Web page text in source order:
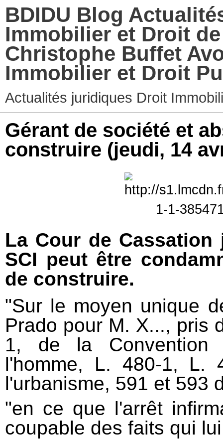
BDIDU Blog
Immobilier et Droit
Christophe Buffet
Immobilier et Droit
Actualités juridiques Droit
Gérant de société et
construire (jeudi, 14
La Cour de
SCI peut être
de construire.
"Sur le moyen unique
Prado pour M. X..., pris
1, de la Convention
l'homme, L. 480-1, L.
l'urbanisme, 591 et 593
"en ce que l'arrêt
coupable des faits qui